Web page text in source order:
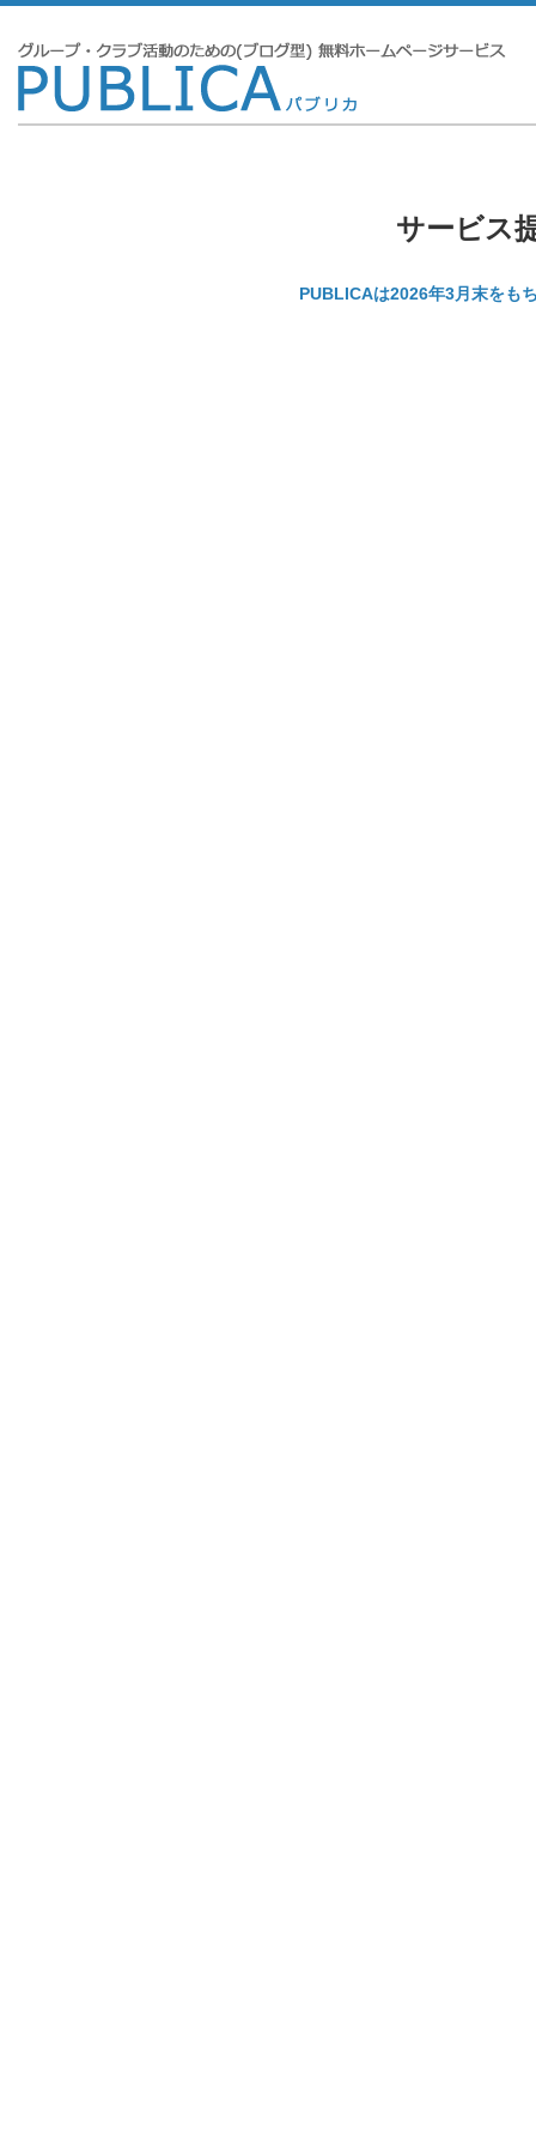
サービス
PUBLICAは2026年3月末をも